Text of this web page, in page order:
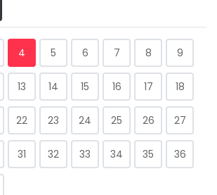
4 5 6 7 8 9
13 14 15 16 17 18
22 23 24 25 26 27
31 32 33 34 35 36